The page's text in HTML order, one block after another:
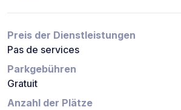
Preis der Dienstleistungen
Pas de services
Parkgebühren
Gratuit
Anzahl der Plätze